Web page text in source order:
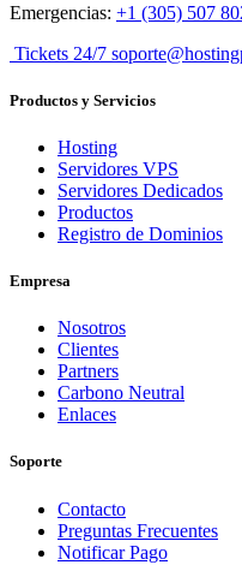
Emergencias: +1 (305) 507
Tickets 24/7
Productos y Servicios
Hosting
Servidores VPS
Servidores Dedicados
Productos
Registro de Dominios
Empresa
Nosotros
Clientes
Partners
Carbono Neutral
Enlaces
Soporte
Contacto
Preguntas Frecuentes
Notificar Pago